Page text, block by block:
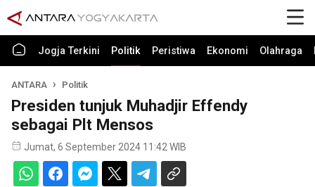
Jogja Terkini Politik Peristiwa Ekonomi Olahraga
ANTARA Politik
Presiden tunjuk Muhadjir Effendy
sebagai Plt Mensos
Jumat, 6 September 2024 11:42 WIB